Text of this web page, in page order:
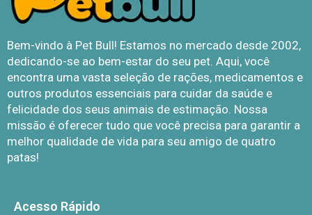
Bem-vindo à Pet Bull! Estamos no mercado desde 2002,
dedicando-se ao bem-estar do seu pet. Aqui, você
encontra uma vasta seleção de rações, medicamentos e
outros produtos essenciais para cuidar da saúde e
felicidade dos seus animais de estimação. Nossa
missão é oferecer tudo que você precisa para garantir a
melhor qualidade de vida para seu amigo de quatro
patas!
Acesso Rápido